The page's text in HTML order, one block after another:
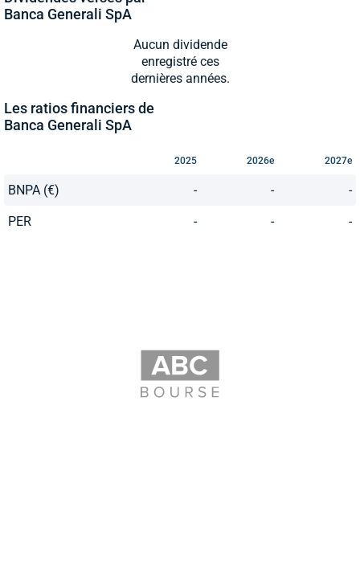
Banca Generali SpA
Aucun dividende
enregistré ces
dernières années.
Les ratios financiers de
Banca Generali SpA
2025 2026e 2027e
BNPA (€) - - -
PER - - -